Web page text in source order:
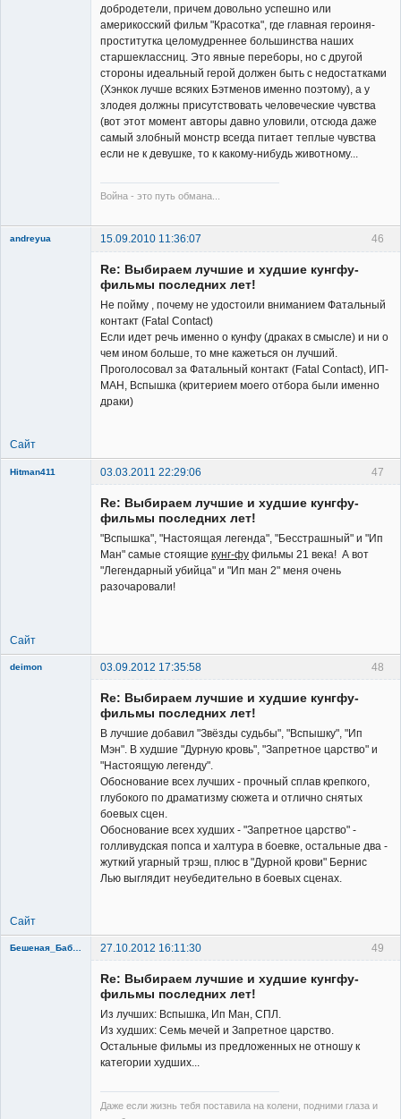
добродетели, причем довольно успешно или
америкосский фильм "Красотка", где главная героиня-
проститутка целомудреннее большинства наших
старшеклассниц. Это явные переборы, но с другой
стороны идеальный герой должен быть с недостатками
(Хэнкок лучше всяких Бэтменов именно поэтому), а у
злодея должны присутствовать человеческие чувства
(вот этот момент авторы давно уловили, отсюда даже
самый злобный монстр всегда питает теплые чувства
если не к девушке, то к какому-нибудь животному...
Война - это путь обмана...
46
andreyua
15.09.2010 11:36:07
Re: Выбираем лучшие и худшие кунгфу-
фильмы последних лет!
Не пойму , почему не удостоили вниманием Фатальный
контакт (Fatal Contact)
Если идет речь именно о кунфу (драках в смысле) и ни о
чем ином больше, то мне кажеться он лучший.
Проголосовал за Фатальный контакт (Fatal Contact), ИП-
МАН, Вспышка (критерием моего отбора были именно
драки)
Сайт
47
Hitman411 03.03.2011 22:29:06
Re: Выбираем лучшие и худшие кунгфу-
фильмы последних лет!
"Вспышка", "Настоящая легенда", "Бесстрашный" и "Ип
Ман" самые стоящие кунг-фу фильмы 21 века! А вот
"Легендарный убийца" и "Ип ман 2" меня очень
разочаровали!
Сайт
48
deimon
03.09.2012 17:35:58
Re: Выбираем лучшие и худшие кунгфу-
фильмы последних лет!
В лучшие добавил "Звёзды судьбы", "Вспышку", "Ип
Мэн". В худшие "Дурную кровь", "Запретное царство" и
"Настоящую легенду".
Обоснование всех лучших - прочный сплав крепкого,
глубокого по драматизму сюжета и отлично снятых
боевых сцен.
Обоснование всех худших - "Запретное царство" -
голливудская попса и халтура в боевке, остальные два -
жуткий угарный трэш, плюс в "Дурной крови" Бернис
Лью выглядит неубедительно в боевых сценах.
Сайт
49
27.10.2012 16:11:30
Re: Выбираем лучшие и худшие кунгфу-
фильмы последних лет!
Из лучших: Вспышка, Ип Ман, СПЛ.
Из худших: Семь мечей и Запретное царство.
Остальные фильмы из предложенных не отношу к
категории худших...
Даже если жизнь тебя поставила на колени, подними глаза и